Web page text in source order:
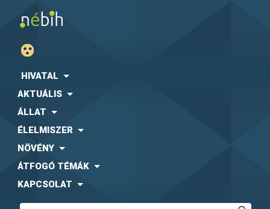
HIVATAL
AKTUÁLIS
ÁLLAT
ÉLELMISZER
NÖVÉNY
ÁTFOGÓ TÉMÁK
KAPCSOLAT